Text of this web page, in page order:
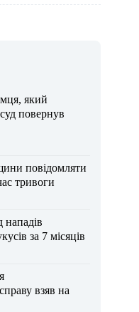
який
повернув
повідомляти
тривоги
за 7 місяців
взяв на